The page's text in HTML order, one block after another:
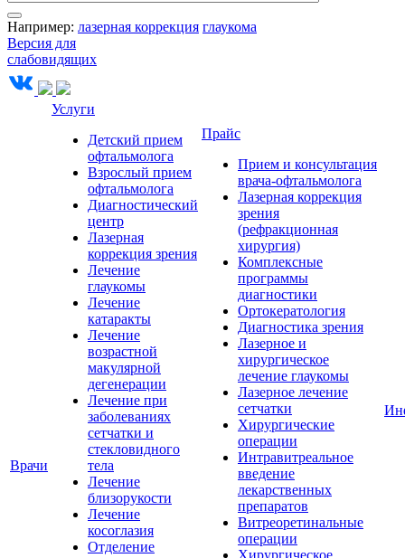
Например: лазерная коррекция глаукома
Версия для
слабовидящих
Врачи
Услуги
Детский прием
офтальмолога
Взрослый прием
офтальмолога
Диагностический
центр
Лазерная
коррекция зрения
Лечение
глаукомы
Лечение
катаракты
Лечение
возрастной
макулярной
дегенерации
Лечение при
заболеваниях
сетчатки и
стекловидного
тела
Лечение
близорукости
Лечение
косоглазия
Отделение
Прайс
Прием и консультация
врача-офтальмолога
Лазерная коррекция
зрения
(рефракционная
хирургия)
Комплексные
программы
диагностики
Ортокератология
Диагностика зрения
Лазерное и
хирургическое
лечение глаукомы
Лазерное лечение
сетчатки
Хирургические
операции
Интравитреальное
введение
лекарственных
препаратов
Витреоретинальные
операции
Хирургическое